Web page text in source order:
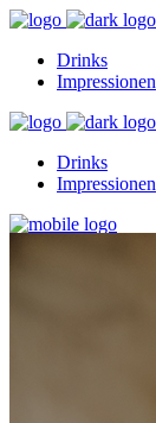
Drinks
Impressionen
Drinks
Impressionen